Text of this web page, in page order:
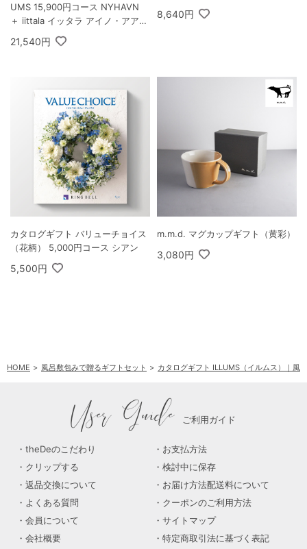
UMS 15,900円コース NYHAVN
＋ iittala イッタラ アイノ・アアル
ト ハイボール ペア クリア
21,540円
8,640円
カタログギフト バリューチョイス
（花柄） 5,000円コース シアン
5,500円
m.m.d. マグカップギフト（黄彩）
3,080円
HOME 風呂敷包みで贈るギフトセット カタログギフト ILLUMS（イルムス）｜風
User Guide ご利用ガイド
theDeのこだわり
お支払方法
クリップする
検討中に保存
返品交換について
お届け方法配送料について
よくある質問
クーポンのご利用方法
会員について
サイトマップ
会社概要
特定商取引法に基づく表記